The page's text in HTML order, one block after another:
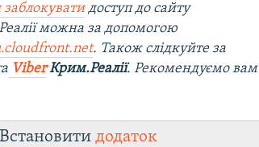
доступ до сайту
можна за допомогою
. Також слідкуйте за
ViberКрим.Реалії. Рекомендуємо вам
додаток